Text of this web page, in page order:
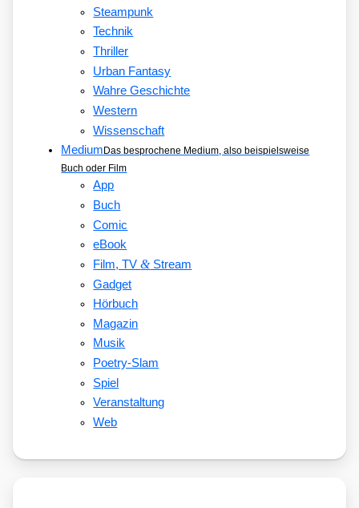
Steampunk
Technik
Thriller
Urban Fantasy
Wahre Geschichte
Western
Wissenschaft
Medium Das besprochene Medium, also beispielsweise
Buch oder Film
App
Buch
Comic
eBook
Film, TV&Stream
Gadget
Hörbuch
Magazin
Musik
Poetry-Slam
Spiel
Veranstaltung
Web